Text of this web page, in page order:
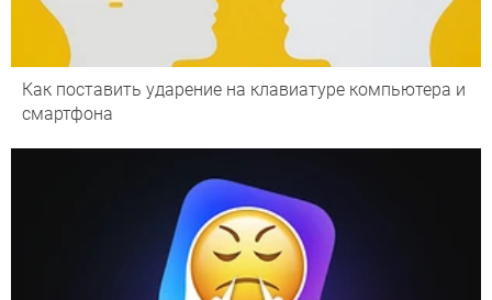
Как поставить ударение на клавиатуре компьютера и
смартфона